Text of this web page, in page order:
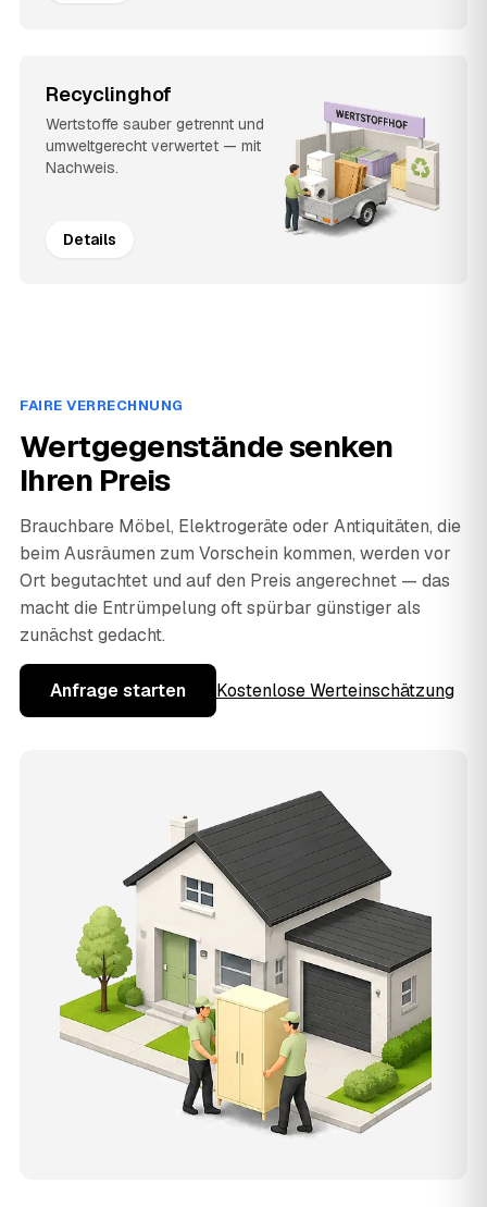
Recyclinghof
Wertstoffe sauber getrennt und
umweltgerecht verwertet — mit
Nachweis.
Details
FAIRE VERRECHNUNG
Wertgegenstände senken
Ihren Preis
Brauchbare Möbel, Elektrogeräte oder Antiquitäten, die
beim Ausräumen zum Vorschein kommen, werden vor
Ort begutachtet und auf den Preis angerechnet — das
macht die Entrümpelung oft spürbar günstiger als
zunächst gedacht.
Anfrage starten Kostenlose Werteinschätzung